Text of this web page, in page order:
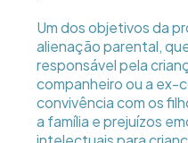
Um dos objetivos da
alienação parental,
responsável pela
companheiro ou a ex-
convivência com os
a família e prejuízos